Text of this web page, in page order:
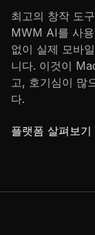
최고의 창작 도
MWM AI를 사
없이 실제 모바
니다. 이것이
고, 호기심이 많
다.
플랫폼 살펴보